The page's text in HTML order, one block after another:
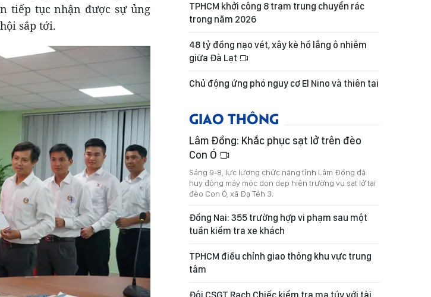
tiếp tục nhận được sự ủng
sắp tới.
TPHCM khởi công 8 trạm trung chuyển rác
trong năm 2026
48 tỷ đồng nạo vét, xây kè hồ lắng ô nhiễm
giữa Đà Lạt
Chủ động ứng phó nguy cơ El Nino và thiên tai
GIAO THÔNG
Lâm Đồng: Khắc phục sạt lở trên đèo
Con Ó
Sáng 9-8, lực lượng chức năng tỉnh Lâm Đồng đã
huy động máy móc dọn dẹp hiện trường vụ sạt lở tại
đèo Con Ó, xã Đạ Tẻh 3.
Đồng Nai: 355 trường hợp vi phạm sau một
tuần kiểm tra xe khách
TPHCM điều chỉnh giao thông khu vực trung
tâm